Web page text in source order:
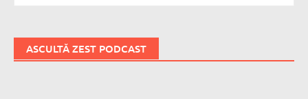
ASCULTĂ ZEST PODCAST